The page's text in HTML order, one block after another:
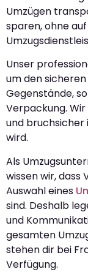
Umzügen
sparen, ohne
Unser
um den
Gegenstände,
Verpackung.
und
wird.
Als
wissen wir, dass
Auswahl eines
sind. Deshalb
und
gesamten
stehen dir bei
Verfügung.